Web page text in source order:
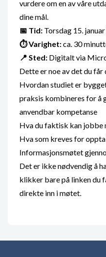
vurdere om en av våre
dine mål.
📅 Tid: Torsdag 15.
⏱ Varighet:ca. 30
📍 Sted: Digitalt via
Dette er noe av det du får
Hvordan studiet er
praksis kombineres for å
anvendbar kompetanse
Hva du faktisk kan jobbe
Hva som kreves for
Informasjonsmøtet
Det er ikke nødvendig å
klikker bare på linken du
direkte inn i møtet.